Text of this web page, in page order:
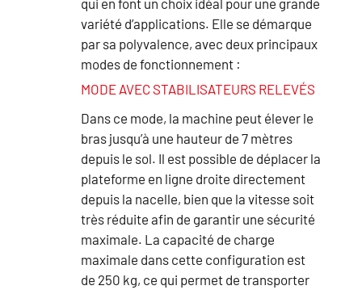
variété d’applications. Elle se démarque
par sa polyvalence, avec deux principaux
modes de fonctionnement :
MODE AVEC STABILISATEURS RELEVÉS
Dans ce mode, la machine peut élever le
bras jusqu’à une hauteur de 7 mètres
depuis le sol. Il est possible de déplacer la
plateforme en ligne droite directement
depuis la nacelle, bien que la vitesse soit
très réduite afin de garantir une sécurité
maximale. La capacité de charge
maximale dans cette configuration est
de 250 kg, ce qui permet de transporter